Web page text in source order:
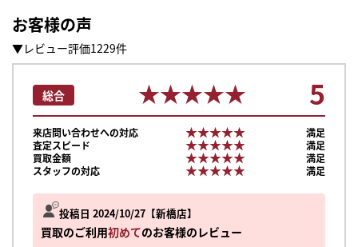
お客様の声
▼レビュー評価1229件
投稿日 2024/10/27 新橋店
買取のご利用初めてのお客様のレビュー
総合 ★★★★★
★★★★★ 5
来店問い合わせへの対応 ★★★★★
★★★★★
満足
査定スピード
★★★★★
★★★★★
満足
買取金額
★★★★★
★★★★★
満足
スタッフの対応
★★★★★
★★★★★ 満足